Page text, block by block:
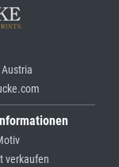
verkaufen